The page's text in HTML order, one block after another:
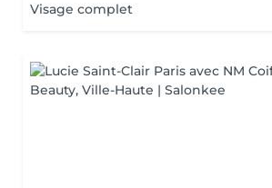
Visage complet